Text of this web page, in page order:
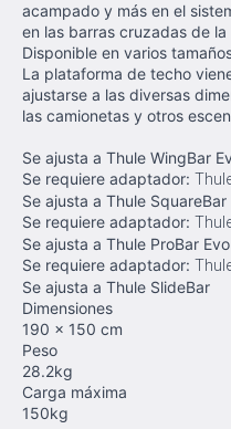
acampado y más en el
en las barras cruzadas de la
Disponible en varios
La plataforma de techo
ajustarse a las diversas
las camionetas y otros
Se ajusta a Thule WingBar
Se requiere adaptador:
Se ajusta a Thule SquareBar
Se requiere adaptador:
Se ajusta a Thule ProBar Evo
Se requiere adaptador:
Se ajusta a Thule SlideBar
Dimensiones
190 x 150 cm
Peso
28.2kg
Carga máxima
150kg